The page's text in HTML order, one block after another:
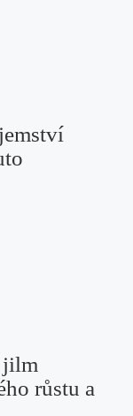
jilm
růstu a